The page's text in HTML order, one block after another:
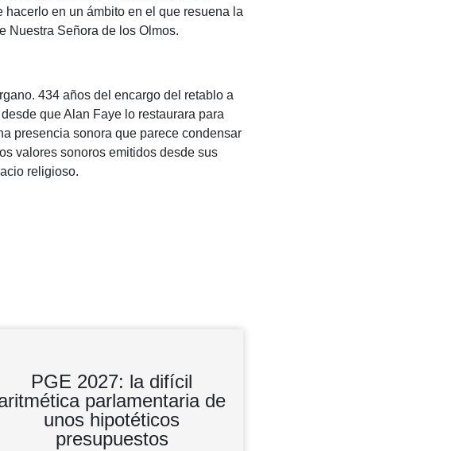
en un ámbito en el que resuena la
Nuestra Señora de los Olmos.
434 años del encargo del retablo a
que Alan Faye lo restaurara para
presencia sonora que parece condensar
valores sonoros emitidos desde sus
religioso.
PGE 2027: la difícil
parlamentaria de
unos hipotéticos
presupuestos